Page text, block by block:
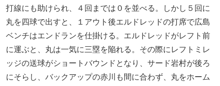
打線にも助けられ、４回までは０を並べる。しかし５回に
丸を四球で出すと、１アウト後エルドレッドの打席で広島
ベンチはエンドランを仕掛ける。エルドレッドがレフト前
に運ぶと、丸は一気に三塁を陥れる。その際にレフトミレ
ッジの送球がショートバウンドとなり、サード岩村が後ろ
にそらし、バックアップの赤川も間に合わず、丸をホーム